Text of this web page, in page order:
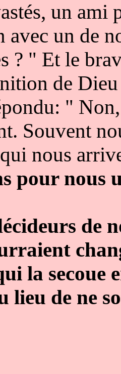
un
avec un de
? " Et le
de
"
Souvent
nous
pour nous
de
la secoue
lieu de ne